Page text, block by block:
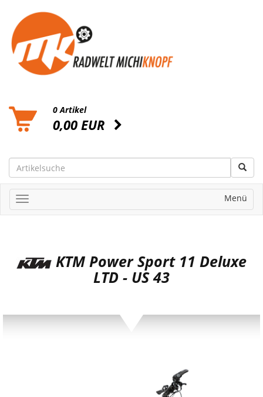
0 Artikel
0,00 EUR
Menü
KTM Power Sport 11 Deluxe
LTD - US 43